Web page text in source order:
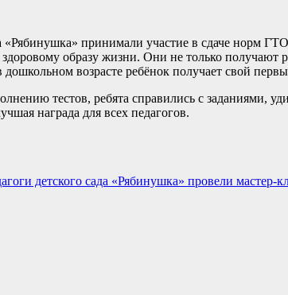
«Рябинушка» принимали участие в сдаче
образу жизни. Они не только получают
возрасте ребёнок получает свой
тестов, ребята справились с заданиями,
награда для всех педагогов.
детского сада «Рябинушка» провели мастер-